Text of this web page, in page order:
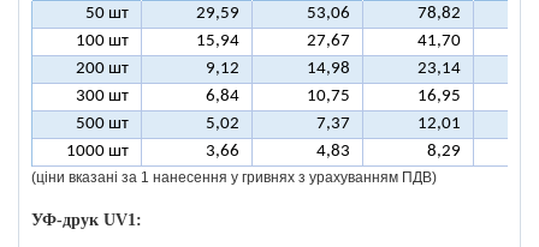
50 шт
29,59 53,06 78,82
100 шт
15,94 27,67 41,70
200 шт
9,12 14,98 23,14
300 шт
6,84 10,75 16,95
500 шт
5,02 7,37 12,01
1000 шт
3,66 4,83 8,29
(ціни вказані за 1 нанесення у гривнях з урахуванням ПДВ)
УФ-друк UV1: